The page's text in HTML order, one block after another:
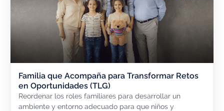
Familia que Acompaña para Transformar Retos
en Oportunidades (TLG)
Reordenar los roles familiares para desarrollar un
ambiente y entorno adecuado para que niños y